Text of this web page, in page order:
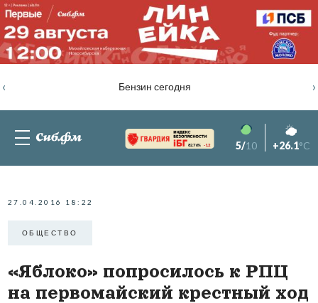
Бензин сегодня
‹ ›
82.76% -1.2 5/10 +26.1°C
27.04.2016 18:22
ОБЩЕСТВО
«Яблоко» попросилось к РПЦ
на первомайский крестный ход